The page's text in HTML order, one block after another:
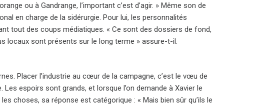
ou à Gandrange, l’important c’est d’agir. » Même son de
en charge de la sidérurgie. Pour lui, les personnalités
tout des coups médiatiques. « Ce sont des dossiers de fond,
locaux sont présents sur le long terme » assure-t-il.
Placer l’industrie au cœur de la campagne, c’est le vœu de
espoirs sont grands, et lorsque l’on demande à Xavier le
choses, sa réponse est catégorique : « Mais bien sûr qu’ils le